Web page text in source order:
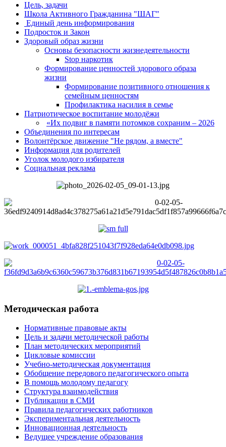
Цель, задачи
Школа Активного Гражданина "ШАГ"
Единый день информирования
Подросток и Закон
Здоровый образ жизни
Основы безопасности жизнедеятельности
Stop наркотик
Формирование ценностей здорового образа
жизни
Формирование позитивного отношения к
семейным ценностям
Профилактика насилия в семье
Патриотическое воспитание молодёжи
«Их подвиг в памяти потомков сохраним – 2026
Объединения по интересам
Волонтёрское движение "Не рядом, а вместе"
Информация для родителей
Уголок молодого избирателя
Социальная реклама
Методическая работа
Нормативные правовые акты
Цель и задачи методической работы
План методических мероприятий
Цикловые комиссии
Учебно-методическая документация
Обобщение передового педагогического опыта
В помощь молодому педагогу
Структура взаимодействия
Публикации в СМИ
Правила педагогических работников
Экспериментальная деятельность
Инновационная деятельность
Ведущее учреждение образования